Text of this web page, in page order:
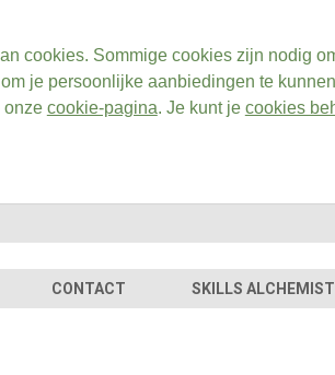
cookies. Sommige cookies zijn nodig
je persoonlijke aanbiedingen te
onze cookie-pagina. Je kunt je cookies
CONTACT SKILLS ALCHEMIST